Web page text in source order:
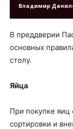
Владимир
В преддверии
основных
столу.
Яйца
При покупке яиц
сортировки и